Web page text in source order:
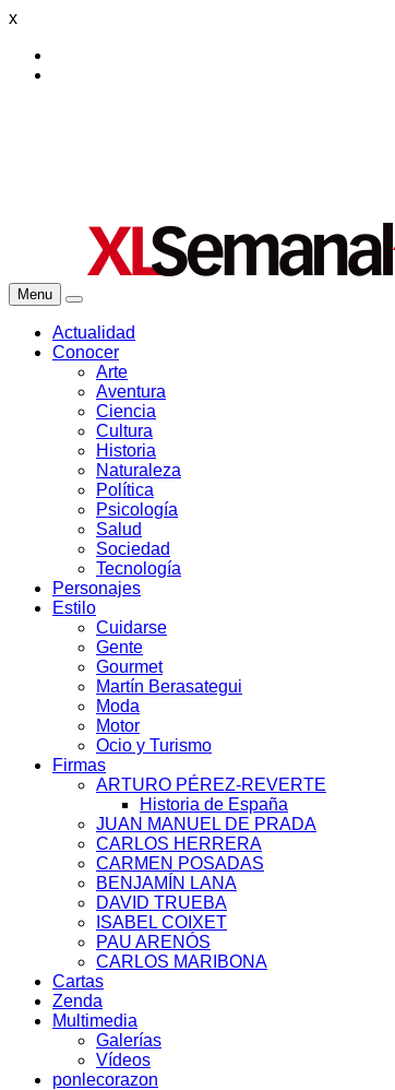
x
Menu
Actualidad
Conocer
Arte
Aventura
Ciencia
Cultura
Historia
Naturaleza
Política
Psicología
Salud
Sociedad
Tecnología
Personajes
Estilo
Cuidarse
Gente
Gourmet
Martín Berasategui
Moda
Motor
Ocio y Turismo
Firmas
ARTURO PÉREZ-REVERTE
Historia de España
JUAN MANUEL DE PRADA
CARLOS HERRERA
CARMEN POSADAS
BENJAMÍN LANA
DAVID TRUEBA
ISABEL COIXET
PAU ARENÓS
CARLOS MARIBONA
Cartas
Zenda
Multimedia
Galerías
Vídeos
ponlecorazon